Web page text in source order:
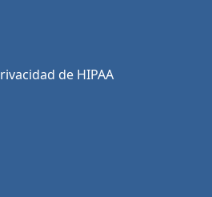
de HIPAA